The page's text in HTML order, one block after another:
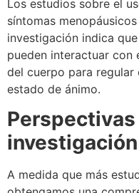
Los estudios sobre el
síntomas
investigación indica que
pueden interactuar con
del cuerpo para
estado de ánimo.
investigación
A medida que más